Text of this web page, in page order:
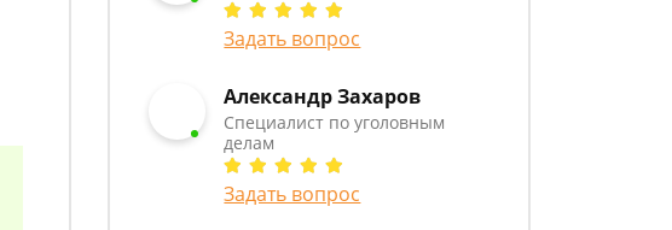
Задать вопрос
Александр Захаров
Специалист по уголовным
делам
Задать вопрос